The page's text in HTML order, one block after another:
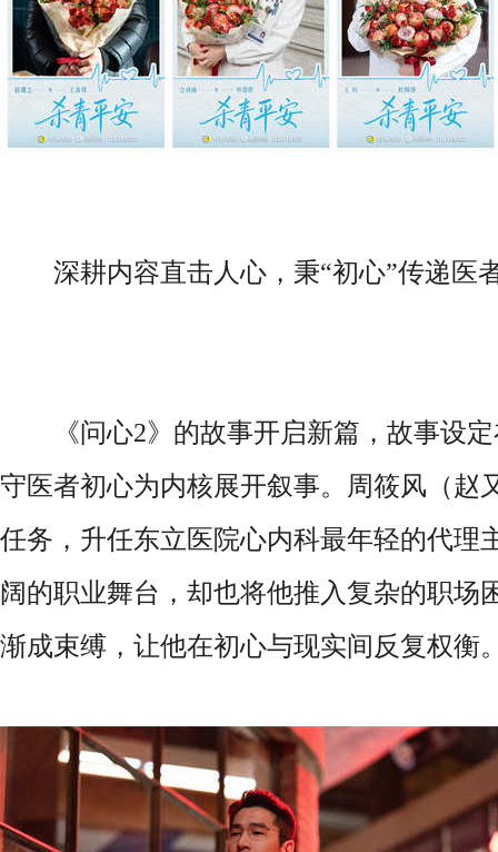
深耕内容直击人心，秉“初心”传递医
《问心2》的故事开启新篇，故事设定
守医者初心为内核展开叙事。周筱风（赵
任务，升任东立医院心内科最年轻的代理
阔的职业舞台，却也将他推入复杂的职场
渐成束缚，让他在初心与现实间反复权衡